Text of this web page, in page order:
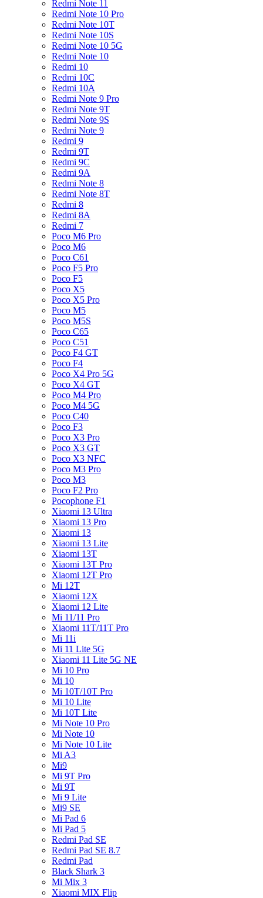
Redmi Note 11
Redmi Note 10 Pro
Redmi Note 10T
Redmi Note 10S
Redmi Note 10 5G
Redmi Note 10
Redmi 10
Redmi 10C
Redmi 10A
Redmi Note 9 Pro
Redmi Note 9T
Redmi Note 9S
Redmi Note 9
Redmi 9
Redmi 9T
Redmi 9C
Redmi 9A
Redmi Note 8
Redmi Note 8T
Redmi 8
Redmi 8A
Redmi 7
Poco M6 Pro
Poco M6
Poco C61
Poco F5 Pro
Poco F5
Poco X5
Poco X5 Pro
Poco M5
Poco M5S
Poco C65
Poco C51
Poco F4 GT
Poco F4
Poco X4 Pro 5G
Poco X4 GT
Poco M4 Pro
Poco M4 5G
Poco C40
Poco F3
Poco X3 Pro
Poco X3 GT
Poco X3 NFC
Poco M3 Pro
Poco M3
Poco F2 Pro
Pocophone F1
Xiaomi 13 Ultra
Xiaomi 13 Pro
Xiaomi 13
Xiaomi 13 Lite
Xiaomi 13T
Xiaomi 13T Pro
Xiaomi 12T Pro
Mi 12T
Xiaomi 12X
Xiaomi 12 Lite
Mi 11/11 Pro
Xiaomi 11T/11T Pro
Mi 11i
Mi 11 Lite 5G
Xiaomi 11 Lite 5G NE
Mi 10 Pro
Mi 10
Mi 10T/10T Pro
Mi 10 Lite
Mi 10T Lite
Mi Note 10 Pro
Mi Note 10
Mi Note 10 Lite
Mi A3
Mi9
Mi 9T Pro
Mi 9T
Mi 9 Lite
Mi9 SE
Mi Pad 6
Mi Pad 5
Redmi Pad SE
Redmi Pad SE 8.7
Redmi Pad
Black Shark 3
Mi Mix 3
Xiaomi MIX Flip